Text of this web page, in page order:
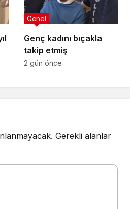
Genç kadını bıçakla
takip etmiş
Genel
2 gün önce
Gerekli alanlar